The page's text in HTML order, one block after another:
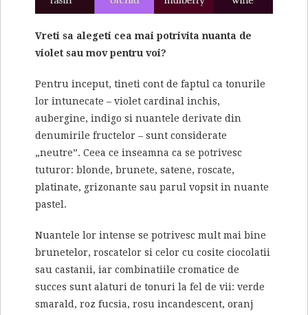
Vreti sa alegeti cea mai potrivita nuanta de
violet sau mov pentru voi?
Pentru inceput, tineti cont de faptul ca tonurile
lor intunecate – violet cardinal inchis,
aubergine, indigo si nuantele derivate din
denumirile fructelor – sunt considerate
„neutre”. Ceea ce inseamna ca se potrivesc
tuturor: blonde, brunete, satene, roscate,
platinate, grizonante sau parul vopsit in nuante
pastel.
Nuantele lor intense se potrivesc mult mai bine
brunetelor, roscatelor si celor cu cosite ciocolatii
sau castanii, iar combinatiile cromatice de
succes sunt alaturi de tonuri la fel de vii: verde
smarald, roz fucsia, rosu incandescent, oranj